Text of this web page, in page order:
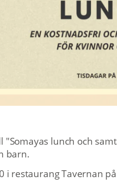
"Somayas lunch och
barn.
i restaurang Tavernan